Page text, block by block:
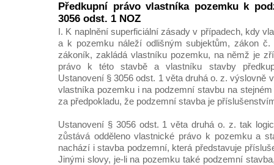
Předkupní právo vlastníka pozemku k
3056 odst. 1 NOZ
I. K naplnění superficiální zásady v případech, kdy
a k pozemku náleží odlišným subjektům, zákon č.
zákoník, zakládá vlastníku pozemku, na němž je
právo k této stavbě a vlastníku stavby
Ustanovení § 3056 odst. 1 věta druhá o. z. výslovně
vlastníka pozemku i na podzemní stavbu na
za předpokladu, že podzemní stavba je
Ustanovení § 3056 odst. 1 věta druhá o. z. tak
zůstává odděleno vlastnické právo k pozemku a
nachází i stavba podzemní, která představuje
Jinými slovy, je-li na pozemku také podzemní